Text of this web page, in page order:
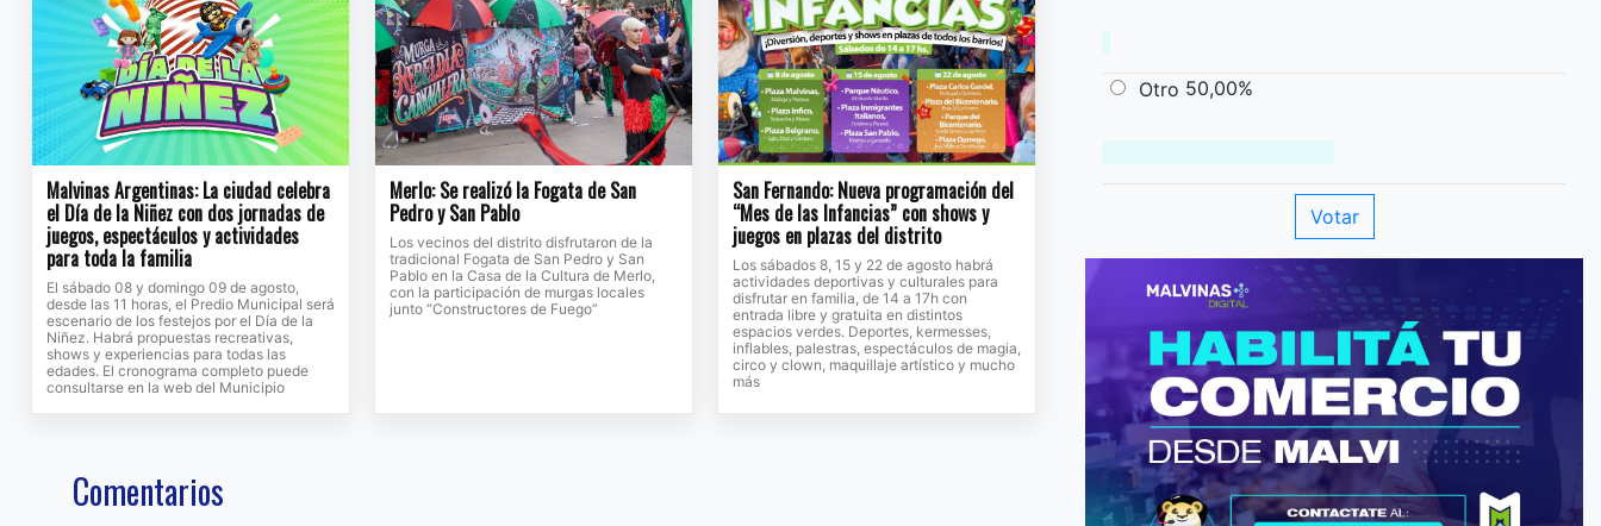
Malvinas Argentinas: La ciudad celebra
el Día de la Niñez con dos jornadas de
juegos, espectáculos y actividades
para toda la familia
El sábado 08 y domingo 09 de agosto,
desde las 11 horas, el Predio Municipal será
escenario de los festejos por el Día de la
Niñez. Habrá propuestas recreativas,
shows y experiencias para todas las
edades. El cronograma completo puede
consultarse en la web del Municipio
Merlo: Se realizó la Fogata de San
Pedro y San Pablo
Los vecinos del distrito disfrutaron de la
tradicional Fogata de San Pedro y San
Pablo en la Casa de la Cultura de Merlo,
con la participación de murgas locales
junto “Constructores de Fuego”
San Fernando: Nueva programación del
“Mes de las Infancias” con shows y
juegos en plazas del distrito
Los sábados 8, 15 y 22 de agosto habrá
actividades deportivas y culturales para
disfrutar en familia, de 14 a 17h con
entrada libre y gratuita en distintos
espacios verdes. Deportes, kermesses,
inflables, palestras, espectáculos de magia,
circo y clown, maquillaje artístico y mucho
más
Comentarios
Otro 50,00%